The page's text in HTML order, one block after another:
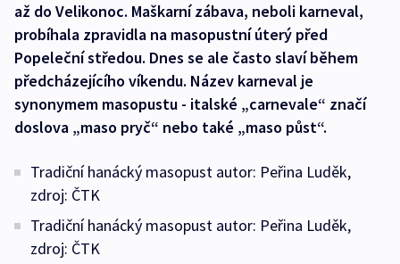
až do Velikonoc. Maškarní zábava, neboli karneval,
probíhala zpravidla na masopustní úterý před
Popeleční středou. Dnes se ale často slaví během
předcházejícího víkendu. Název karneval je
synonymem masopustu - italské „carnevale“ značí
doslova „maso pryč“ nebo také „maso půst“.
Tradiční hanácký masopust autor: Peřina Luděk,
zdroj: ČTK
Tradiční hanácký masopust autor: Peřina Luděk,
zdroj: ČTK